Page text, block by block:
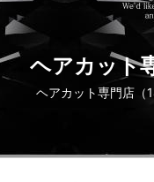
ヘアカット
ヘアカット専門店（